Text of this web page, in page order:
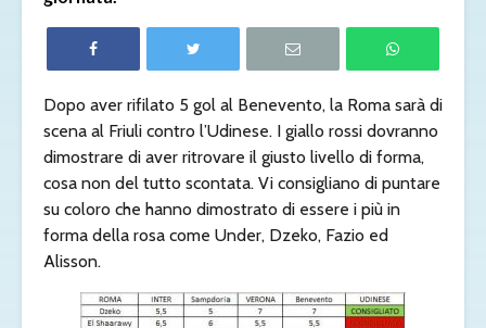
Dopo aver rifilato 5 gol al Benevento, la Roma sarà di
scena al Friuli contro l’Udinese. I giallo rossi dovranno
dimostrare di aver ritrovare il giusto livello di forma,
cosa non del tutto scontata. Vi consigliano di puntare
su coloro che hanno dimostrato di essere i più in
forma della rosa come Under, Dzeko, Fazio ed
Alisson.